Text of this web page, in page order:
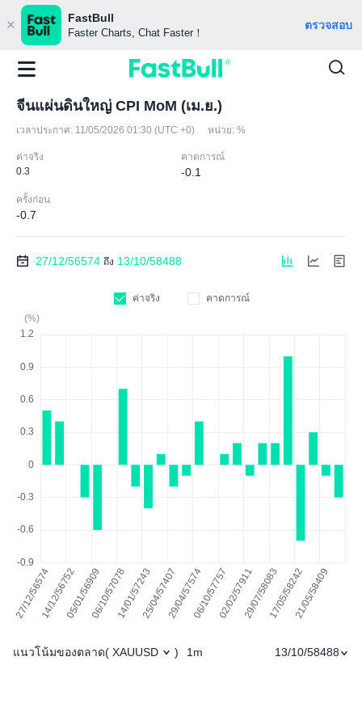
FastBull
Faster Charts, Chat Faster！
ตรวจสอบ
จีนแผ่นดินใหญ่ CPI MoM (เม.ย.)
เวลาประกาศ: 11/05/2026 01:30 (UTC +0) หน่วย: %
ค่าจริง
0.3
คาดการณ์
-0.1
ครั้งก่อน
-0.7
27/12/56574 ถึง 13/10/58488
ค่าจริง
คาดการณ์
(%)
แนวโน้มของตลาด( XAUUSD ) 1m 13/10/58488